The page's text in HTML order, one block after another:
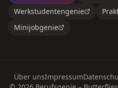
Werkstudentengenie
Minijobgenie
Über unsImpressum